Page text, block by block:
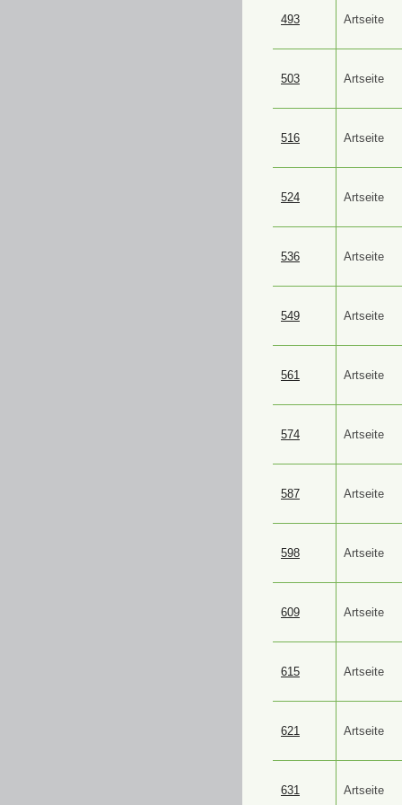
493 Artseite
503 Artseite
516 Artseite
524 Artseite
536 Artseite
549 Artseite
561 Artseite
574 Artseite
587 Artseite
598 Artseite
609 Artseite
615 Artseite
621 Artseite
631 Artseite